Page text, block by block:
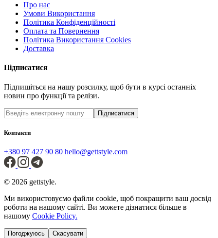
Про нас
Умови Використання
Політика Конфіденційності
Оплата та Повернення
Політика Використання Cookies
Доставка
Підписатися
Підпишіться на нашу розсилку, щоб бути в курсі останніх
новин про функції та релізи.
Підписатися
Контакти
+380 97 427 90 80 hello@gettstyle.com
© 2026 gettstyle.
Ми використовуємо файли cookie, щоб покращити ваш досвід
роботи на нашому сайті. Ви можете дізнатися більше в
нашому Cookie Policy.
Погоджуюсь Скасувати